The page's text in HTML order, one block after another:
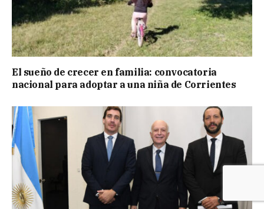
El sueño de crecer en familia: convocatoria
nacional para adoptar a una niña de Corrientes